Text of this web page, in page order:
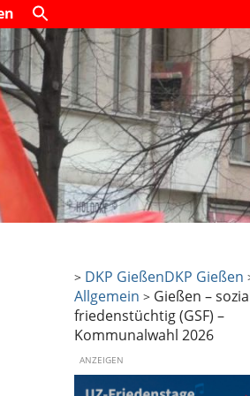
> DKP GießenDKP Gießen
Allgemein > Gießen –
friedenstüchtig (GSF) –
Kommunalwahl 2026
ANZEIGEN